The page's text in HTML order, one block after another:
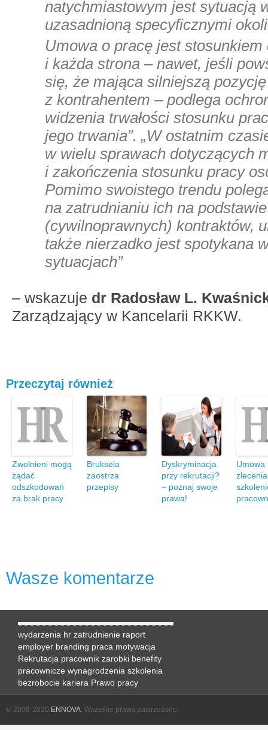
natychmiastowym jest sytuacją
uzasadnioną specyficznymi
Umowa o pracę jest
i każda strona – nawet, jeśli
się, że mająca silniejszą
z kontrahentem – podlega
widzenia trwałości stosunku
jego trwania”. „W ostatnim
w wielu sprawach dotyczących
i zakończenia stosunku pracy
Pomimo swoistego trendu
na zatrudnianiu ich na podstawie
(cywilnoprawnych) kontraktów,
także nierzadko jest spotykana
sytuacjach”
– wskazuje dr Radosław L.
Zarządzający w Kancelarii RKKW.
Przeczytaj również
Zwolnieni mogą
żądać
odszkodowań
za brak pracy
Bruksela
zaostrza
przepisy
Dyskryminacja
przy rekrutacji?
– poznaj swoje
prawa!
Umowa
Wasze komentarze
wydarzenia hr zatrudnienie raport
employer branding praca motywacja
Rekrutacja pracownik zarobki benefity
pracownicze wynagrodzenia szkolenia
bezrobocie kariera Prawo pracy
© 2008-2020 ENNOVA. Wszelkie prawa zastrzeżone.